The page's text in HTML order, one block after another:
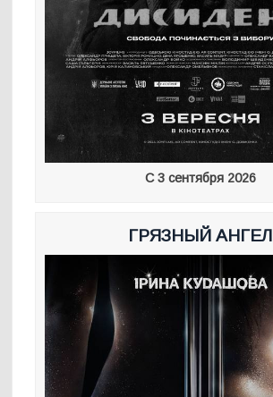
С 3 сентября 2026
ГРЯЗНЫЙ АНГЕЛ